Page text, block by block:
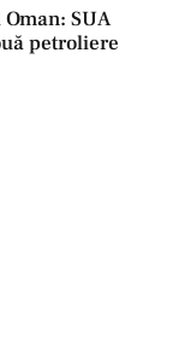
SUA
petroliere